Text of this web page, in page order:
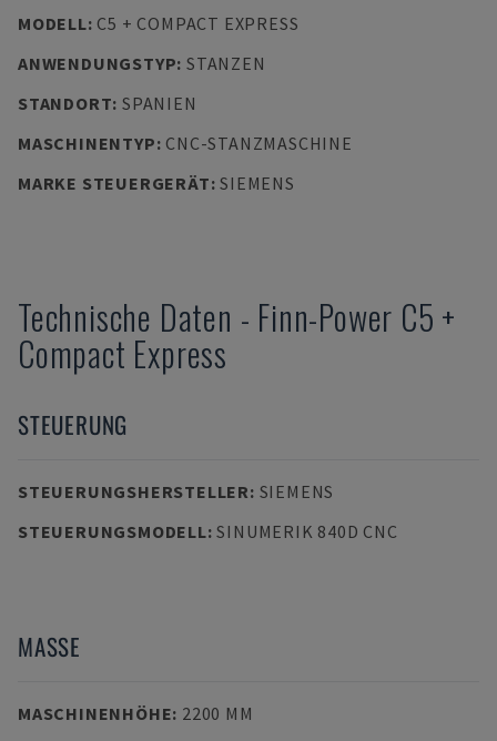
MODELL: C5 + COMPACT EXPRESS
ANWENDUNGSTYP: STANZEN
STANDORT: SPANIEN
MASCHINENTYP: CNC-STANZMASCHINE
MARKE STEUERGERÄT:SIEMENS
Technische Daten - Finn-Power C5 +
Compact Express
STEUERUNG
STEUERUNGSHERSTELLER: SIEMENS
STEUERUNGSMODELL:SINUMERIK 840D CNC
MASSE
MASCHINENHÖHE: 2200 MM